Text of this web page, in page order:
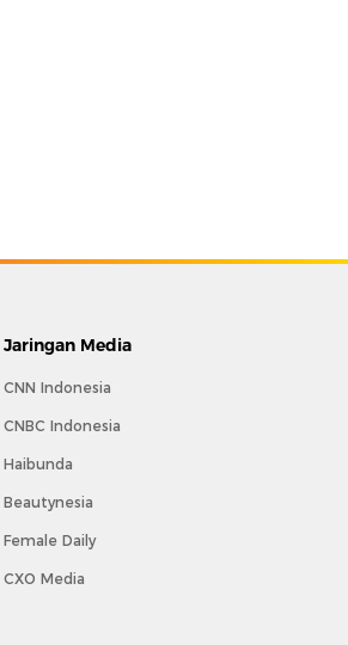
Jaringan Media
CNN Indonesia
CNBC Indonesia
Haibunda
Beautynesia
Female Daily
CXO Media